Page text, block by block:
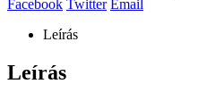
Facebook Twitter Email
Leírás
Leírás